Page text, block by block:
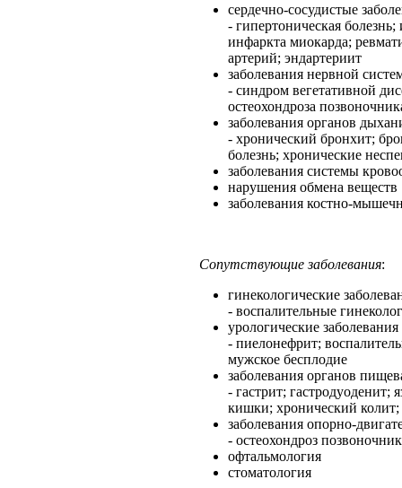
cердечно-сосудистые
- гипертоническая
инфаркта миокарда;
артерий; эндартериит
заболевания нервной
- синдром вегетативной
остеохондроза
заболевания органов
- хронический бронхит;
болезнь; хронические
заболевания системы
нарушения обмена веществ
заболевания костно-
Сопутствующие заболевания:
гинекологические
- воспалительные
урологические заболевания
- пиелонефрит;
мужское бесплодие
заболевания органов
- гастрит; гастродуоденит;
кишки; хронический колит;
заболевания опорно-
- остеохондроз
офтальмология
cтоматология